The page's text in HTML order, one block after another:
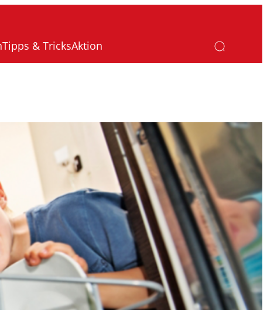
Tipps & TricksAktion